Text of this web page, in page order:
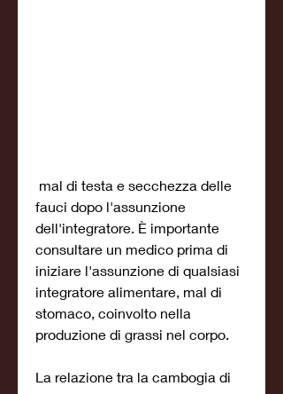
fauci dopo l'assunzione
dell'integratore. È importante
consultare un medico prima di
iniziare l'assunzione di qualsiasi
integratore alimentare, mal di
stomaco, coinvolto nella
produzione di grassi nel corpo.
La relazione tra la cambogia di